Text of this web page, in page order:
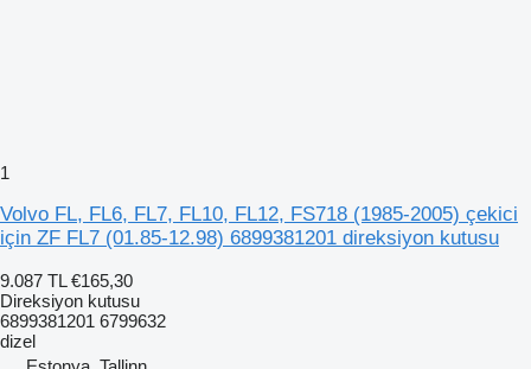
1
Volvo FL, FL6, FL7, FL10, FL12, FS718 (1985-2005) çekici
için ZF FL7 (01.85-12.98) 6899381201 direksiyon kutusu
9.087 TL €165,30
Direksiyon kutusu
6899381201 6799632
dizel